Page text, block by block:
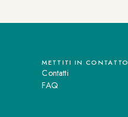
METTITI IN CONTATTO
Contatti
FAQ